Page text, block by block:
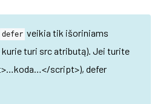
defer veikia tik išoriniams
turi src atributą). Jei turite
script>), defer